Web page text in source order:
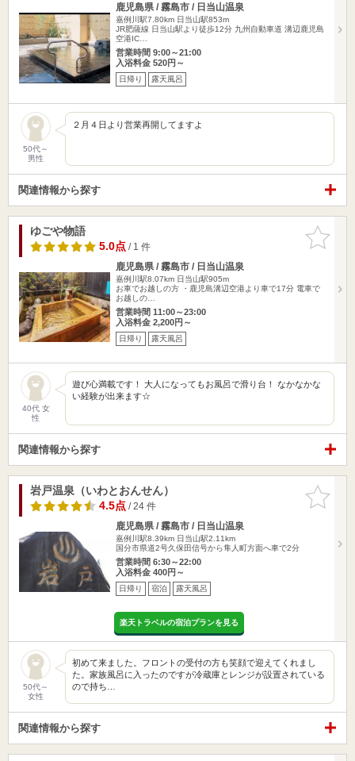
鹿児島県 / 霧島市 / 日当山温泉
嘉例川駅7.80km 日当山駅853m
JR肥薩線 日当山駅より徒歩12分 九州自動車道 溝辺鹿児島
空港IC…
営業時間 9:00～21:00
入浴料金 520円～
日帰り 露天風呂
50代～
男性
２月４日より営業再開してますよ
関連情報から探す
お気に入
りに追加
ゆごや物語
5.0点/ 1 件
鹿児島県 / 霧島市 / 日当山温泉
嘉例川駅8.07km 日当山駅905m
お車でお越しの方 ・鹿児島溝辺空港より車で17分 電車で
お越しの…
営業時間 11:00～23:00
入浴料金 2,200円～
日帰り 露天風呂
40代 女
性
遊び心満載です！ 大人になってもお風呂で滑り台！ なかなかな
い経験が出来ます☆
関連情報から探す
お気に入
りに追加
岩戸温泉（いわとおんせん）
4.5点/ 24 件
鹿児島県 / 霧島市 / 日当山温泉
嘉例川駅8.39km 日当山駅2.11km
国分市県道2号久保田信号から隼人町方面へ車で2分
営業時間 6:30～22:00
入浴料金 400円～
日帰り 宿泊 露天風呂
楽天トラベルの宿泊プランを見る
50代～
女性
初めて来ました。フロントの受付の方も笑顔で迎えてくれまし
た。家族風呂に入ったのですが冷蔵庫とレンジが設置されている
ので持ち…
関連情報から探す